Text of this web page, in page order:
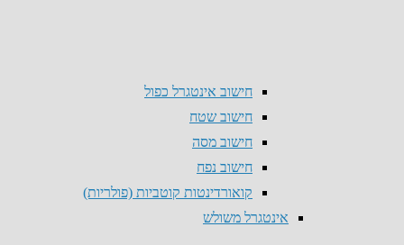
חישוב אינטגרל כפול
חישוב שטח
חישוב מסה
חישוב נפח
קואורדינטות קוטביות (פולריות)
אינטגרל משולש